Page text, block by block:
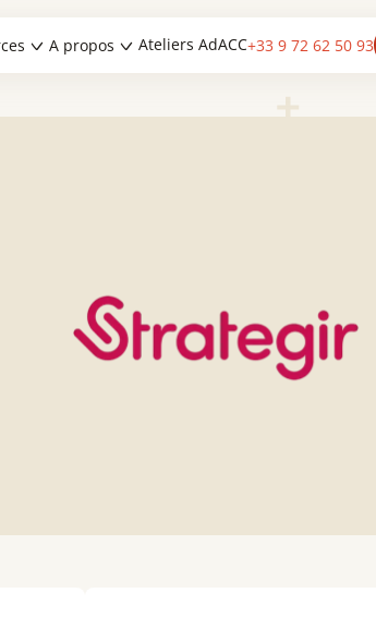
A propos Ateliers AdACC+33 9 72 62 50 93